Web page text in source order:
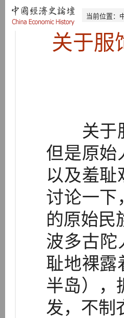
当前位置：
关于
关于服
但是原始
以及羞耻
讨论一下
的原始民
波多古陀
耻地裸露
半岛），
发，不制